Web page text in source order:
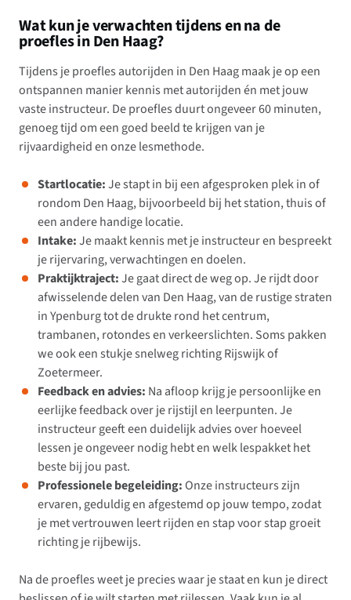
Wat kun je verwachten tijdens en na de
proefles in Den Haag?
Tijdens je proefles autorijden in Den Haag maak je op een
ontspannen manier kennis met autorijden én met jouw
vaste instructeur. De proefles duurt ongeveer 60 minuten,
genoeg tijd om een goed beeld te krijgen van je
rijvaardigheid en onze lesmethode.
Startlocatie:Je stapt in bij een afgesproken plek in of
rondom Den Haag, bijvoorbeeld bij het station, thuis of
een andere handige locatie.
Intake:Je maakt kennis met je instructeur en bespreekt
je rijervaring, verwachtingen en doelen.
Praktijktraject:Je gaat direct de weg op. Je rijdt door
afwisselende delen van Den Haag, van de rustige straten
in Ypenburg tot de drukte rond het centrum,
trambanen, rotondes en verkeerslichten. Soms pakken
we ook een stukje snelweg richting Rijswijk of
Zoetermeer.
Feedback en advies: Na afloop krijg je persoonlijke en
eerlijke feedback over je rijstijl en leerpunten. Je
instructeur geeft een duidelijk advies over hoeveel
lessen je ongeveer nodig hebt en welk lespakket het
beste bij jou past.
Professionele begeleiding:Onze instructeurs zijn
ervaren, geduldig en afgestemd op jouw tempo, zodat
je met vertrouwen leert rijden en stap voor stap groeit
richting je rijbewijs.
Na de proefles weet je precies waar je staat en kun je direct